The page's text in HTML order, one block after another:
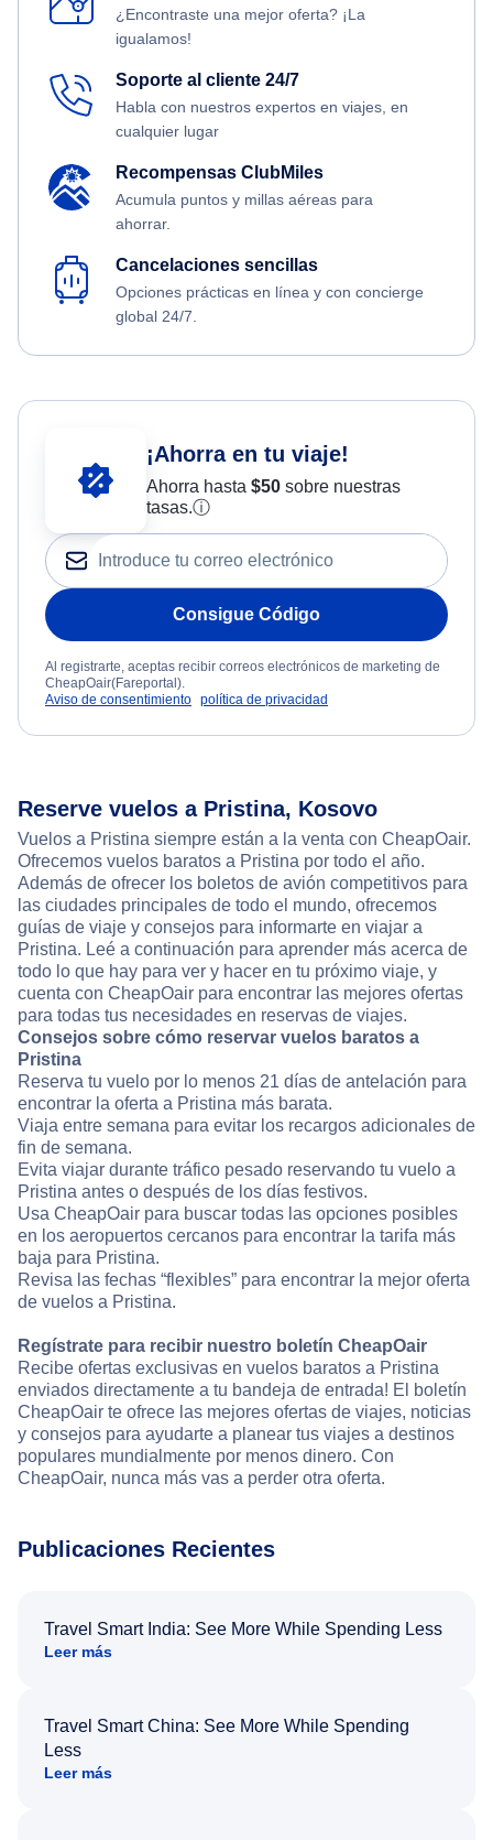
¿Encontraste una mejor oferta? ¡La
igualamos!
Soporte al cliente 24/7
Habla con nuestros expertos en viajes, en
cualquier lugar
Recompensas ClubMiles
Acumula puntos y millas aéreas para
ahorrar.
Cancelaciones sencillas
Opciones prácticas en línea y con concierge
global 24/7.
¡Ahorra en tu viaje!
Ahorra hasta $50sobre nuestras
tasas.ⓘ
Consigue Código
Al registrarte, aceptas recibir correos electrónicos de marketing de
CheapOair(Fareportal).
Aviso de consentimiento política de privacidad
Reserve vuelos a Pristina, Kosovo
Vuelos a Pristina siempre están a la venta con CheapOair.
Ofrecemos vuelos baratos a Pristina por todo el año.
Además de ofrecer los boletos de avión competitivos para
las ciudades principales de todo el mundo, ofrecemos
guías de viaje y consejos para informarte en viajar a
Pristina. Leé a continuación para aprender más acerca de
todo lo que hay para ver y hacer en tu próximo viaje, y
cuenta con CheapOair para encontrar las mejores ofertas
para todas tus necesidades en reservas de viajes.
Consejos sobre cómo reservar vuelos baratos a
Pristina
Reserva tu vuelo por lo menos 21 días de antelación para
encontrar la oferta a Pristina más barata.
Viaja entre semana para evitar los recargos adicionales de
fin de semana.
Evita viajar durante tráfico pesado reservando tu vuelo a
Pristina antes o después de los días festivos.
Usa CheapOair para buscar todas las opciones posibles
en los aeropuertos cercanos para encontrar la tarifa más
baja para Pristina.
Revisa las fechas “flexibles” para encontrar la mejor oferta
de vuelos a Pristina.
Regístrate para recibir nuestro boletín CheapOair
Recibe ofertas exclusivas en vuelos baratos a Pristina
enviados directamente a tu bandeja de entrada! El boletín
CheapOair te ofrece las mejores ofertas de viajes, noticias
y consejos para ayudarte a planear tus viajes a destinos
populares mundialmente por menos dinero. Con
CheapOair, nunca más vas a perder otra oferta.
Publicaciones Recientes
Travel Smart India: See More While Spending Less
Leer más
Travel Smart China: See More While Spending
Less
Leer más